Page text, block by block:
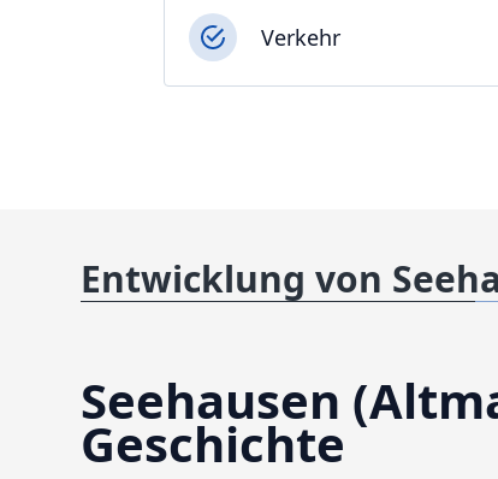
Verkehr
Entwicklung von
Seehausen
Geschichte